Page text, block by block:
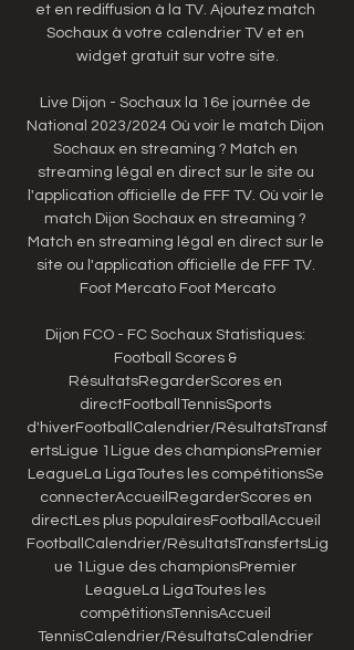
et en rediffusion à la TV. Ajoutez match
Sochaux à votre calendrier TV et en
widget gratuit sur votre site.
Live Dijon - Sochaux la 16e journée de
National 2023/2024 Où voir le match Dijon
Sochaux en streaming ? Match en
streaming légal en direct sur le site ou
l'application officielle de FFF TV. Où voir le
match Dijon Sochaux en streaming ?
Match en streaming légal en direct sur le
site ou l'application officielle de FFF TV.
Foot Mercato Foot Mercato
Dijon FCO - FC Sochaux Statistiques:
Football Scores &
RésultatsRegarderScores en
directFootballTennisSports
d'hiverFootballCalendrier/RésultatsTransf
ertsLigue 1Ligue des championsPremier
LeagueLa LigaToutes les compétitionsSe
connecterAccueilRegarderScores en
directLes plus populairesFootballAccueil
FootballCalendrier/RésultatsTransfertsLig
ue 1Ligue des championsPremier
LeagueLa LigaToutes les
compétitionsTennisAccueil
TennisCalendrier/RésultatsCalendrier